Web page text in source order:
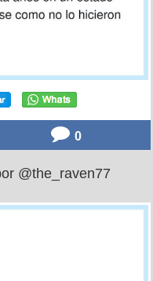
0
@the_raven77